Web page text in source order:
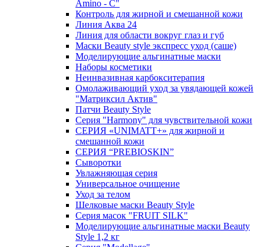
Amino - C"
Контроль для жирной и смешанной кожи
Линия Аква 24
Линия для области вокруг глаз и губ
Маски Beauty style экспресс уход (саше)
Моделирующие альгинатные маски
Наборы косметики
Неинвазивная карбокситерапия
Омолаживающий уход за увядающей кожей
"Матриксил Актив"
Патчи Beauty Style
Серия "Harmony" для чувствительной кожи
СЕРИЯ «UNIMATT+» для жирной и
смешанной кожи
СЕРИЯ “PREBIOSKIN”
Сыворотки
Увлажняющая серия
Универсальное очищение
Уход за телом
Шелковые маски Beauty Style
Серия масок "FRUIT SILK"
Моделирующие альгинатные маски Beauty
Style 1,2 кг